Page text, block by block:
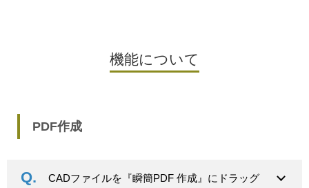
機能について
PDF作成
CADファイルを『瞬簡PDF 作成』にドラッグ